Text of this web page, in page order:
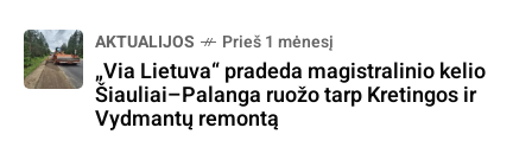
AKTUALIJOS Prieš 1 mėnesį
„Via Lietuva“ pradeda magistralinio kelio
Šiauliai–Palanga ruožo tarp Kretingos ir
Vydmantų remontą